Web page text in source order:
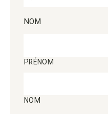
NOM
PRÉNOM
NOM